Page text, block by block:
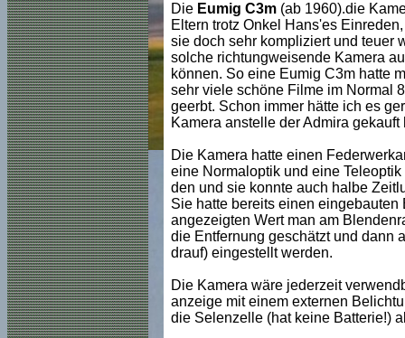
Die Eumig C3m (ab 1960).die
Eltern trotz Onkel Hans'es
sie doch sehr kompliziert und teuer
solche richtungweisende Kamera
können. So eine Eumig C3m hatte
sehr viele schöne Filme im Normal
geerbt. Schon immer hätte ich es
Kamera anstelle der Admira gekauft
Die Kamera hatte einen
eine Normaloptik und eine
den und sie konnte auch halbe
Sie hatte bereits einen
angezeigten Wert man am
die Entfernung geschätzt und dann
drauf) eingestellt werden.
Die Kamera wäre jederzeit
anzeige mit einem externen
die Selenzelle (hat keine Batterie!)